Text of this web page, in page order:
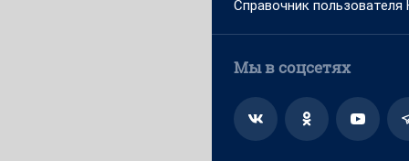
Справочник пользователя
Мы в соцсетях